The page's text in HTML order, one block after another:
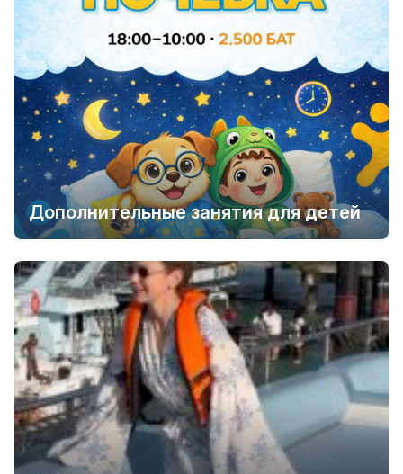
Дополнительные занятия для детей